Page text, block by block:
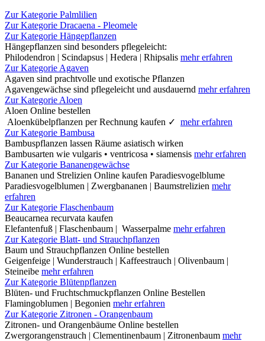
Zur Kategorie Palmlilien
Zur Kategorie Dracaena - Pleomele
Zur Kategorie Hängepflanzen
Hängepflanzen sind besonders pflegeleicht:
Philodendron | Scindapsus | Hedera | Rhipsalis mehr erfahren
Zur Kategorie Agaven
Agaven sind prachtvolle und exotische Pflanzen
Agavengewächse sind pflegeleicht und ausdauernd mehr erfahren
Zur Kategorie Aloen
Aloen Online bestellen
Aloenkübelpflanzen per Rechnung kaufen ✓ mehr erfahren
Zur Kategorie Bambusa
Bambuspflanzen lassen Räume asiatisch wirken
Bambusarten wie vulgaris • ventricosa • siamensis mehr erfahren
Zur Kategorie Bananengewächse
Bananen und Strelizien Online kaufen Paradiesvogelblume
Paradiesvogelblumen | Zwergbananen | Baumstrelizien mehr
erfahren
Zur Kategorie Flaschenbaum
Beaucarnea recurvata kaufen
Elefantenfuß | Flaschenbaum | Wasserpalme mehr erfahren
Zur Kategorie Blatt- und Strauchpflanzen
Baum und Strauchpflanzen Online bestellen
Geigenfeige | Wunderstrauch | Kaffeestrauch | Olivenbaum |
Steineibe mehr erfahren
Zur Kategorie Blütenpflanzen
Blüten- und Fruchtschmuckpflanzen Online Bestellen
Flamingoblumen | Begonien mehr erfahren
Zur Kategorie Zitronen - Orangenbaum
Zitronen- und Orangenbäume Online bestellen
Zwergorangenstrauch | Clementinenbaum | Zitronenbaum mehr